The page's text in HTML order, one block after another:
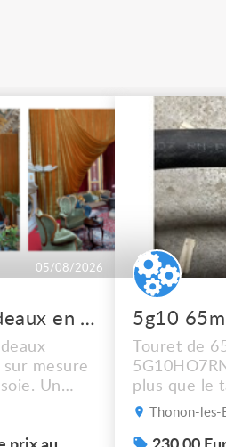
05/08/2026
URGENT rideaux en velours de soie
mesure
Un
rouge, un
5g10 65m
Touret de
plus que le
Thonon-les-